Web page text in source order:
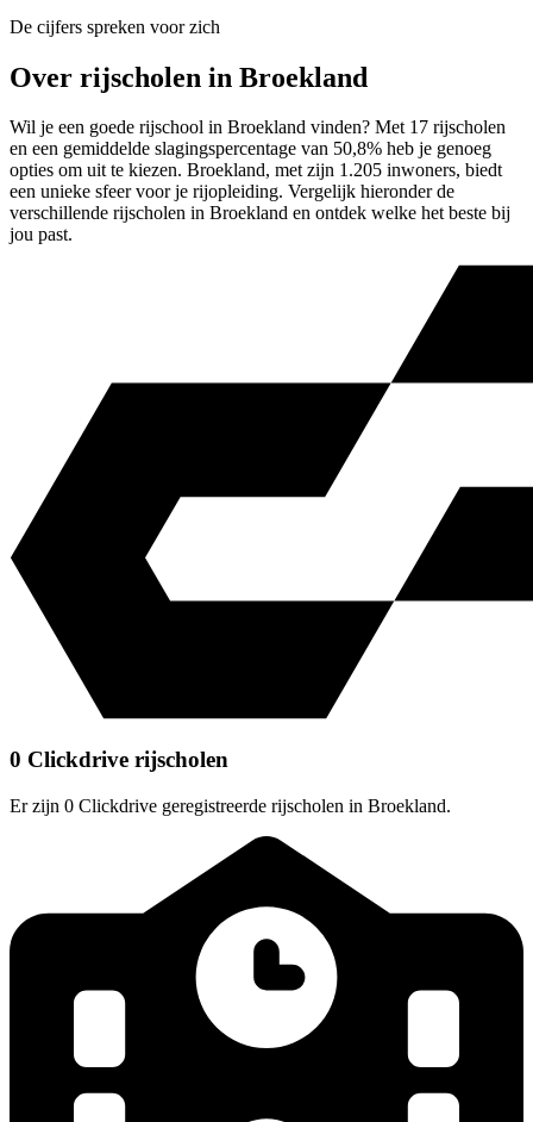
De cijfers spreken voor zich
Over rijscholen in Broekland
Wil je een goede rijschool in Broekland vinden? Met 17 rijscholen
en een gemiddelde slagingspercentage van 50,8% heb je genoeg
opties om uit te kiezen. Broekland, met zijn 1.205 inwoners, biedt
een unieke sfeer voor je rijopleiding. Vergelijk hieronder de
verschillende rijscholen in Broekland en ontdek welke het beste bij
jou past.
0 Clickdrive rijscholen
Er zijn 0 Clickdrive geregistreerde rijscholen in Broekland.